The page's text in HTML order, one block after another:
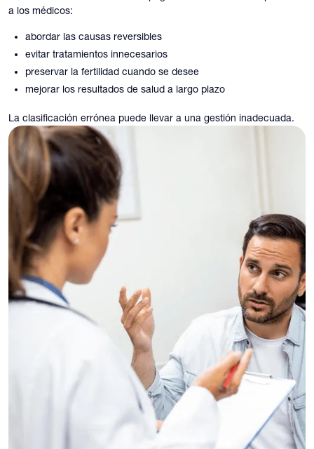
a los médicos:
abordar las causas reversibles
evitar tratamientos innecesarios
preservar la fertilidad cuando se desee
mejorar los resultados de salud a largo plazo
La clasificación errónea puede llevar a una gestión inadecuada.